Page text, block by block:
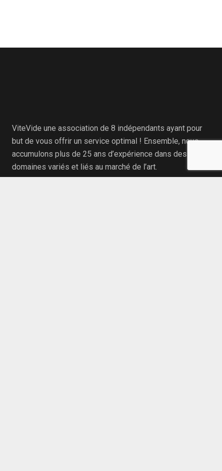
ViteVide une association de 8 indépendants ayant pour
but de vous offrir un service optimal ! Ensemble, nous
accumulons plus de 25 ans d’expérience dans des
domaines variés et liés au marché de l’art.